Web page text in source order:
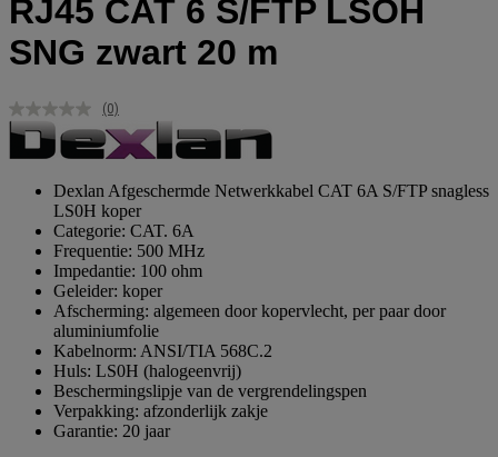
RJ45 CAT 6 S/FTP LSOH
SNG zwart 20 m
Geen
scorewaarde.
Dezelfde
(0)
Dexlan Afgeschermde Netwerkkabel CAT 6A S/FTP snagless
LS0H koper
Categorie: CAT. 6A
Frequentie: 500 MHz
Impedantie: 100 ohm
Geleider: koper
Afscherming: algemeen door kopervlecht, per paar door
aluminiumfolie
Kabelnorm: ANSI/TIA 568C.2
Huls: LS0H (halogeenvrij)
Beschermingslipje van de vergrendelingspen
Verpakking: afzonderlijk zakje
Garantie: 20 jaar